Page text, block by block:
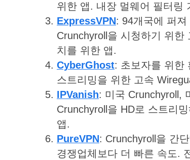
위한 앱. 내장 멀웨어 필터링
ExpressVPN: 94개국에 퍼
Crunchyroll을 시청하기 위
치를 위한 앱.
CyberGhost: 초보자를 위한
스트리밍을 위한 고속
IPVanish: 미국 Crunchyroll,
Crunchyroll을 HD로 스트리
앱.
PureVPN: Crunchyroll 을 간
경쟁업체보다 더 빠른 속도.